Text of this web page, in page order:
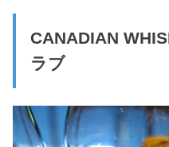
CANADIAN
ラブ